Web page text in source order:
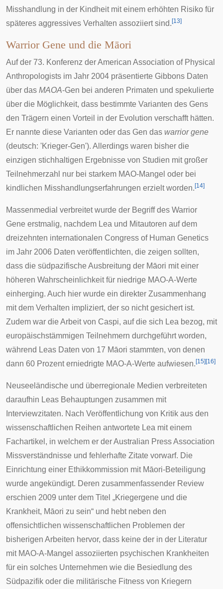
Misshandlung in der Kindheit mit einem erhöhten Risiko für
späteres aggressives Verhalten assoziiert sind. [13]
Warrior Gene und die Māori
Auf der 73. Konferenz derAmerican Association of Physical
Anthropologists im Jahr 2004 präsentierte Gibbons Daten
über das MAOA-Gen bei anderen Primaten und spekulierte
über die Möglichkeit, dass bestimmte Varianten des Gens
den Trägern einen Vorteil in der Evolution verschafft hätten.
Er nannte diese Varianten oder das Gen das warrior gene
(deutsch: 'Krieger-Gen'). Allerdings waren bisher die
einzigen stichhaltigen Ergebnisse von Studien mit großer
Teilnehmerzahl nur bei starkem MAO-Mangel oder bei
kindlichen Misshandlungserfahrungen erzielt worden. [14]
Massenmedial verbreitet wurde der Begriff des Warrior
Gene erstmalig, nachdem Lea und Mitautoren auf dem
dreizehnten internationalen Congress of Human Genetics
im Jahr 2006 Daten veröffentlichten, die zeigen sollten,
dass die südpazifische Ausbreitung der Māori mit einer
höheren Wahrscheinlichkeit für niedrige MAO-A-Werte
einherging. Auch hier wurde ein direkter Zusammenhang
mit dem Verhalten impliziert, der so nicht gesichert ist.
Zudem war die Arbeit von Caspi, auf die sich Lea bezog, mit
europäischstämmigen Teilnehmern durchgeführt worden,
während Leas Daten von 17 Māori stammten, von denen
dann 60 Prozent erniedrigte MAO-A-Werte aufwiesen. [15] [16]
Neuseeländische und überregionale Medien verbreiteten
daraufhin Leas Behauptungen zusammen mit
Interviewzitaten. Nach Veröffentlichung von Kritik aus den
wissenschaftlichen Reihen antwortete Lea mit einem
Fachartikel, in welchem er derAustralian Press Association
Missverständnisse und fehlerhafte Zitate vorwarf. Die
Einrichtung einer Ethikkommission mit Māori-Beteiligung
wurde angekündigt. Deren zusammenfassender Review
erschien 2009 unter dem Titel „Kriegergene und die
Krankheit, Māori zu sein“ und hebt neben den
offensichtlichen wissenschaftlichen Problemen der
bisherigen Arbeiten hervor, dass keine der in der Literatur
mit MAO-A-Mangel assoziierten psychischen Krankheiten
für ein solches Unternehmen wie die Besiedlung des
Südpazifik oder die militärische Fitness von Kriegern